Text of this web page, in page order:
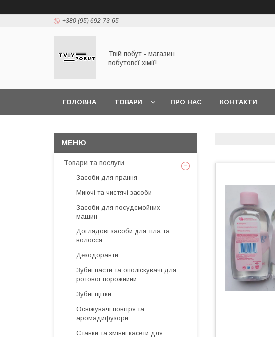
+380 (95) 692-73-65
Твій побут - магазин
побутової хімії!
ГОЛОВНА ТОВАРИ ПРО НАС КОНТАКТИ
Товари та послуги
Засоби для прання
Миючі та чистячі засоби
Засоби для посудомойних
машин
Доглядові засоби для тіла та
волосся
Дезодоранти
Зубні пасти та ополіскувачі для
ротової порожнини
Зубні щітки
Освіжувачі повітря та
аромадифузори
Cтанки та змінні касети для